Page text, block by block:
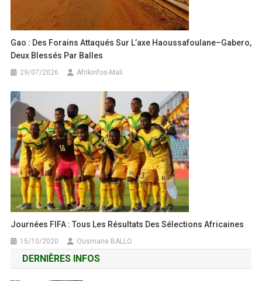
Gao : Des Forains Attaqués Sur L’axe Haoussafoulane–Gabero,
Deux Blessés Par Balles
29/07/2026 Afrikinfos-Mali
Journées FIFA : Tous Les Résultats Des Sélections Africaines
15/10/2020 Ousmane BALLO
DERNIÈRES INFOS